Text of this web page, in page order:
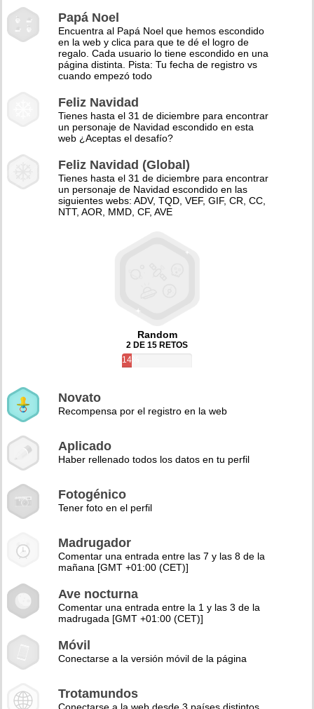
Papá Noel
Encuentra al Papá Noel que hemos escondido
en la web y clica para que te dé el logro de
regalo. Cada usuario lo tiene escondido en una
página distinta. Pista: Tu fecha de registro vs
cuando empezó todo
Feliz Navidad
Tienes hasta el 31 de diciembre para encontrar
un personaje de Navidad escondido en esta
web ¿Aceptas el desafío?
Feliz Navidad (Global)
Tienes hasta el 31 de diciembre para encontrar
un personaje de Navidad escondido en las
siguientes webs: ADV, TQD, VEF, GIF, CR, CC,
NTT, AOR, MMD, CF, AVE
Random
2 DE 15 RETOS
14%
Novato
Recompensa por el registro en la web
Aplicado
Haber rellenado todos los datos en tu perfil
Fotogénico
Tener foto en el perfil
Madrugador
Comentar una entrada entre las 7 y las 8 de la
mañana [GMT +01:00 (CET)]
Ave nocturna
Comentar una entrada entre la 1 y las 3 de la
madrugada [GMT +01:00 (CET)]
Móvil
Conectarse a la versión móvil de la página
Trotamundos